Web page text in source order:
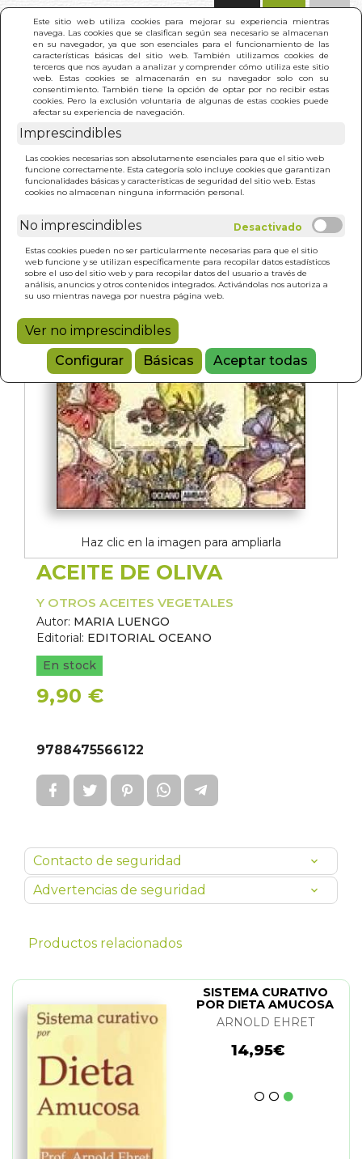
Este sitio web utiliza cookies para mejorar su experiencia mientras
navega. Las cookies que se clasifican según sea necesario se almacenan
en su navegador, ya que son esenciales para el funcionamiento de las
características básicas del sitio web. También utilizamos cookies de
terceros que nos ayudan a analizar y comprender cómo utiliza este sitio
web. Estas cookies se almacenarán en su navegador solo con su
consentimiento. También tiene la opción de optar por no recibir estas
cookies. Pero la exclusión voluntaria de algunas de estas cookies puede
afectar su experiencia de navegación.
Imprescindibles
Las cookies necesarias son absolutamente esenciales para que el sitio web
funcione correctamente. Esta categoría solo incluye cookies que garantizan
funcionalidades básicas y características de seguridad del sitio web. Estas
cookies no almacenan ninguna información personal.
No imprescindibles
Estas cookies pueden no ser particularmente necesarias para que el sitio
web funcione y se utilizan específicamente para recopilar datos estadísticos
sobre el uso del sitio web y para recopilar datos del usuario a través de
análisis, anuncios y otros contenidos integrados. Activándolas nos autoriza a
su uso mientras navega por nuestra página web.
Ver no imprescindibles
Configurar
Básicas Aceptar todas
INICIO > ACEITE DE OLIVA
Haz clic en la imagen para ampliarla
ACEITE DE OLIVA
Y OTROS ACEITES VEGETALES
Autor: MARIA LUENGO
Editorial: EDITORIAL OCEANO
En stock
9,90 €
9788475566122
Contacto de seguridad
Advertencias de seguridad
Productos relacionados
SISTEMA CURATIVO
POR DIETA AMUCOSA
ARNOLD EHRET
14,95€